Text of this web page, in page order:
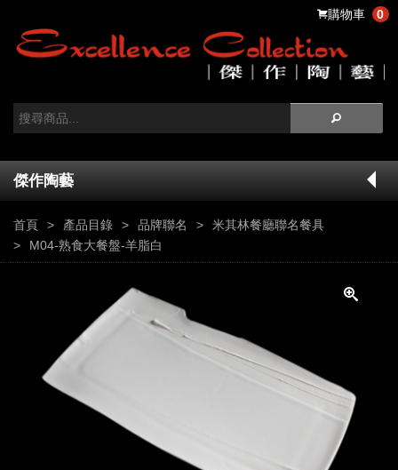
購物車 0
傑作陶藝
首頁 產品目錄 品牌聯名
米其林餐廳聯名餐具
M04-熟食大餐盤-羊脂白